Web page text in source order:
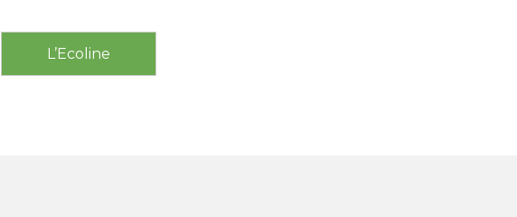
L’Ecoline